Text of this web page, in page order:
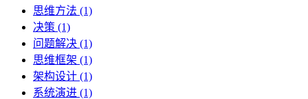
思维方法 (1)
决策 (1)
问题解决 (1)
思维框架 (1)
架构设计 (1)
系统演进 (1)